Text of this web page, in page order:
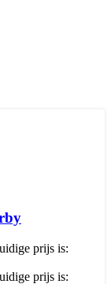
prijs is:
prijs is: